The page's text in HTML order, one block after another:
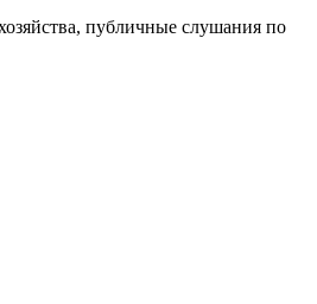
публичные слушания по